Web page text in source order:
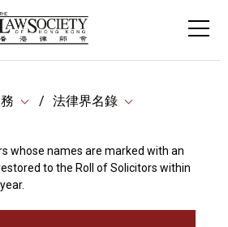
法律界名錄
whose names are marked with an
to the Roll of Solicitors within